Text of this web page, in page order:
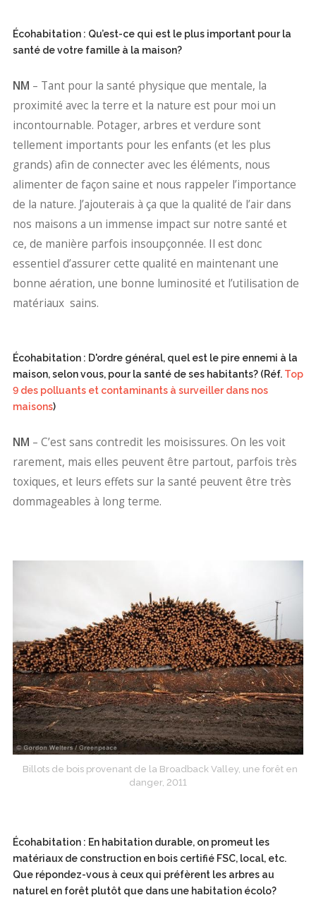
Écohabitation : Qu’est-ce qui est le plus important pour la
santé de votre famille à la maison?
NM – Tant pour la santé physique que mentale, la
proximité avec la terre et la nature est pour moi un
incontournable. Potager, arbres et verdure sont
tellement importants pour les enfants (et les plus
grands) afin de connecter avec les éléments, nous
alimenter de façon saine et nous rappeler l’importance
de la nature. J’ajouterais à ça que la qualité de l’air dans
nos maisons a un immense impact sur notre santé et
ce, de manière parfois insoupçonnée. Il est donc
essentiel d’assurer cette qualité en maintenant une
bonne aération, une bonne luminosité et l’utilisation de
matériaux sains.
Écohabitation : D'ordre général, quel est le pire ennemi à la
maison, selon vous, pour la santé de ses habitants? (Réf. Top
9 des polluants et contaminants à surveiller dans nos
maisons)
NM – C’est sans contredit les moisissures. On les voit
rarement, mais elles peuvent être partout, parfois très
toxiques, et leurs effets sur la santé peuvent être très
dommageables à long terme.
Billots de bois provenant de la Broadback Valley, une forêt en
danger, 2011
Écohabitation : En habitation durable, on promeut les
matériaux de construction en bois certifié FSC, local, etc.
Que répondez-vous à ceux qui préfèrent les arbres au
naturel en forêt plutôt que dans une habitation écolo?